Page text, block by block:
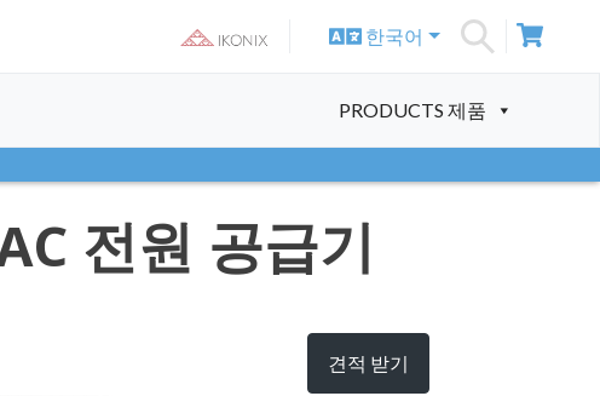
한국어
PRODUCTS 제품
전원 공급기
견적 받기